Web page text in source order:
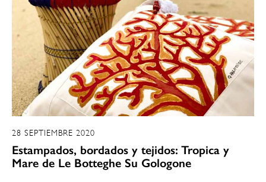
28 SEPTIEMBRE 2020
Estampados, bordados y tejidos: Tropica y
Mare de Le Botteghe Su Gologone